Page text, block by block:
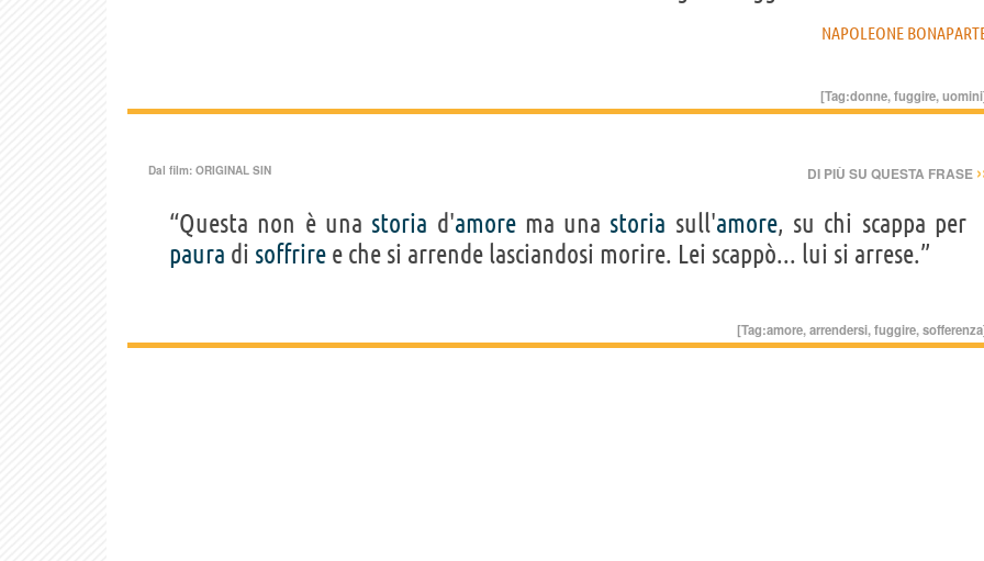
NAPOLEONE
[Tag:donne,fuggire,uomini
Dal film: ORIGINAL SIN DI PIÙ SU QUESTA FRASE
“Questa non è una storia d'amorema una storia sull'amore, su chi scappa per
paura di soffrire e che si arrende lasciandosi morire. Lei scappò... lui si arrese.”
[Tag:amore,arrendersi,fuggire,sofferenza